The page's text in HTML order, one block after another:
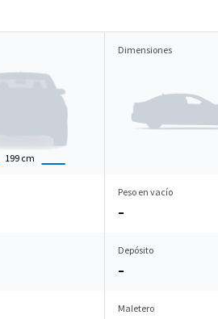
199 cm
Dimensiones
Peso en vacío
–
Depósito
–
Maletero